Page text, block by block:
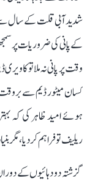
شدید آبی قلت کے سال سے
کے پانی کی ضروریات پر
وقت پر پانی نہ ملا تو
کسان میٹور ڈیم سے بروقت
ہوئے امید ظاہر کی کہ
ریلیف تو فراہم کر دیا، مگر
گزشتہ دو دہائیوں کے